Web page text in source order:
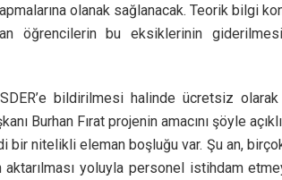
olanak sağlanacak. Teorik bilgi
öğrencilerin bu eksiklerinin
bildirilmesi halinde ücretsiz
Burhan Fırat projenin amacını şöyle
bir nitelikli eleman boşluğu var. Şu an,
yoluyla personel istihdam